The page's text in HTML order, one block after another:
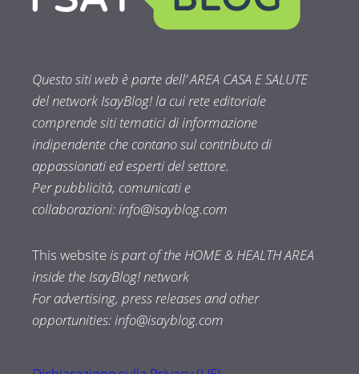
Questo siti web è parte dell’ AREA CASA E SALUTE
del network IsayBlog! la cui rete editoriale
comprende siti tematici di informazione
indipendente che contano sul contributo di
appassionati ed esperti del settore.
Per pubblicità, comunicati e
collaborazioni:info@isayblog.com
This websiteis part of the HOME & HEALTH AREA
inside the IsayBlog! network
For advertising, press releases and other
opportunities:info@isayblog.com